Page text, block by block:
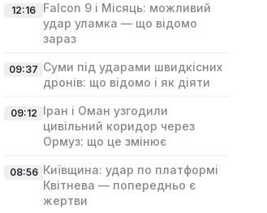
12:16
Falcon 9 і Місяць: можливий
удар уламка — що відомо
зараз
09:37 Суми під ударами швидкісних
дронів: що відомо і як діяти
09:12 Іран і Оман узгодили
цивільний коридор через
Ормуз: що це змінює
08:56 Київщина: удар по платформі
Квітнева — попередньо є
жертви